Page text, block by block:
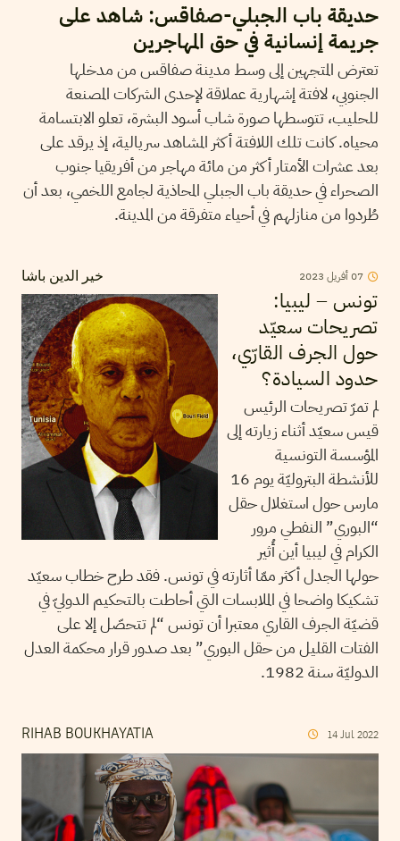
حديقة باب الجبلي-صفاقس: شاهد على
جريمة إنسانية في حق المهاجرين
تعترض المتجهين إلى وسط مدينة صفاقس من مدخلها
الجنوبي، لافتة إشهارية عملاقة لإحدى الشركات المصنعة
للحليب، تتوسطها صورة شاب أسود البشرة، تعلو الابتسامة
محياه. كانت تلك اللافتة أكثر المشاهد سريالية، إذ يرقد على
بعد عشرات الأمتار أكثر من مائة مهاجر من أفريقيا جنوب
الصحراء في حديقة باب الجبلي المحاذية لجامع اللخمي، بعد أن
طُردوا من منازلهم في أحياء متفرقة من المدينة.
خير الدين باشا 07أفريل 2023
تونس – ليبيا:
تصريحات سعيّد
حول الجرف القارّي،
حدود السيادة؟
لم تمرّ تصريحات الرئيس
قيس سعيّد أثناء زيارته إلى
المؤسسة التونسية
للأنشطة البتروليّة يوم 16
مارس حول استغلال حقل
“البوري” النفطي مرور
الكرام في ليبيا أين أُثير
حولها الجدل أكثر ممّا أثارته في تونس. فقد طرح خطاب سعيّد
تشكيكا واضحا في الملابسات التي أحاطت بالتحكيم الدوليّ في
قضيّة الجرف القاري معتبرا أن تونس “لم تتحصّل إلا على
الفتات القليل من حقل البوري” بعد صدور قرار محكمة العدل
الدوليّة سنة 1982.
RIHAB BOUKHAYATIA 14 Jul 2022